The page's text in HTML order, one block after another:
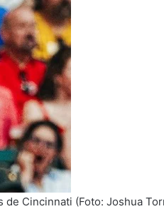
Cincinnati (Foto: Joshua